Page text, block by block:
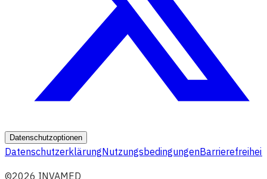
Datenschutzoptionen
DatenschutzerklärungNutzungsbedingungenBarrierefreiheit
©2026 INVAMED